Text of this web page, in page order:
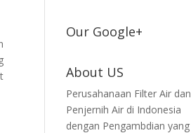
Our Google+
About US
Perusahanaan Filter Air dan
Penjernih Air di Indonesia
dengan Pengambdian yang